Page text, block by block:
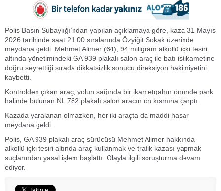
Polis Basın Subaylığı’ndan yapılan açıklamaya göre, kaza 31 Mayıs
2026 tarihinde saat 21.00 sıralarında Özyiğit Sokak üzerinde
meydana geldi. Mehmet Alimer (64), 94 miligram alkollü içki tesiri
altında yönetimindeki GA 939 plakalı salon araç ile batı istikametine
doğru seyrettiği sırada dikkatsizlik sonucu direksiyon hakimiyetini
kaybetti.
Kontrolden çıkan araç, yolun sağında bir ikametgahın önünde park
halinde bulunan NL 782 plakalı salon aracın ön kısmına çarptı.
Kazada yaralanan olmazken, her iki araçta da maddi hasar
meydana geldi.
Polis, GA 939 plakalı araç sürücüsü Mehmet Alimer hakkında
alkollü içki tesiri altında araç kullanmak ve trafik kazası yapmak
suçlarından yasal işlem başlattı. Olayla ilgili soruşturma devam
ediyor.